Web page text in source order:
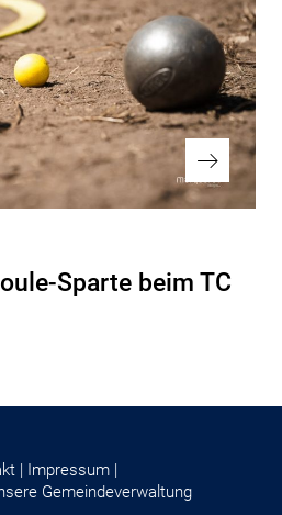
Sparte beim TC
| Impressum |
Gemeindeverwaltung